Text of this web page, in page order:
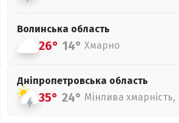
Волинська область
26° 14° Хмарно
Дніпропетровська область
35° 24° Мінлива хмарність,